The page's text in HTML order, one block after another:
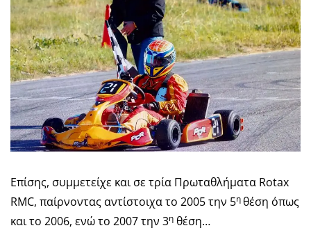
Επίσης, συμμετείχε και σε τρία Πρωταθλήματα Rotax
RMC, παίρνοντας αντίστοιχα το 2005 την 5ηθέση όπως
και το 2006, ενώ το 2007 την 3η θέση…